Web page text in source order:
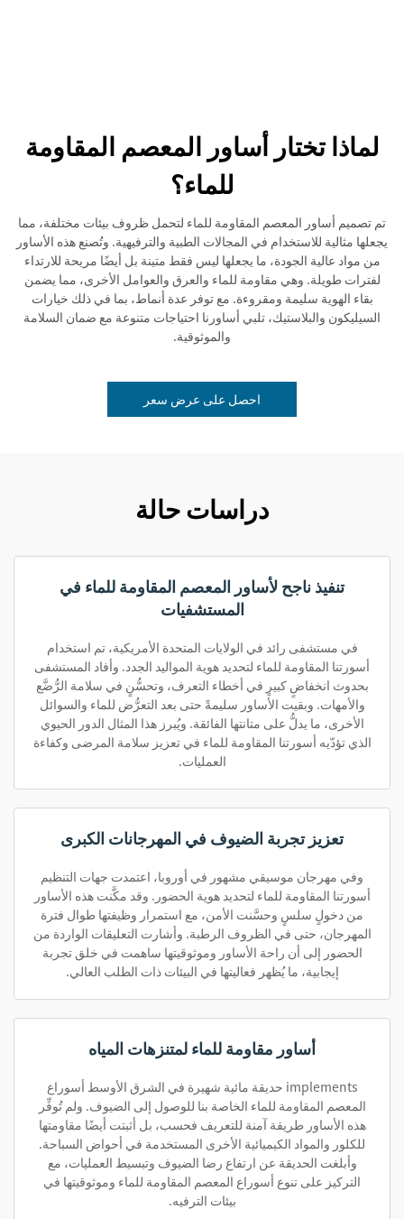
لماذا تختار أساور المعصم المقاومة
للماء؟
تم تصميم أساور المعصم المقاومة للماء لتحمل ظروف بيئات مختلفة، مما
يجعلها مثالية للاستخدام في المجالات الطبية والترفيهية. وتُصنع هذه الأساور
من مواد عالية الجودة، ما يجعلها ليس فقط متينة بل أيضًا مريحة للارتداء
لفترات طويلة. وهي مقاومة للماء والعرق والعوامل الأخرى، مما يضمن
بقاء الهوية سليمة ومقروءة. مع توفر عدة أنماط، بما في ذلك خيارات
السيليكون والبلاستيك، تلبي أساورنا احتياجات متنوعة مع ضمان السلامة
والموثوقية.
احصل على عرض سعر
دراسات حالة
تنفيذ ناجح لأساور المعصم المقاومة للماء في
المستشفيات
في مستشفى رائد في الولايات المتحدة الأمريكية، تم استخدام
أسورتنا المقاومة للماء لتحديد هوية المواليد الجدد. وأفاد المستشفى
بحدوث انخفاضٍ كبيرٍ في أخطاء التعرف، وتحسُّنٍ في سلامة الرُّضَّع
والأمهات. وبقيت الأساور سليمةً حتى بعد التعرُّض للماء والسوائل
الأخرى، ما يدلُّ على متانتها الفائقة. ويُبرز هذا المثال الدور الحيوي
الذي تؤدّيه أسورتنا المقاومة للماء في تعزيز سلامة المرضى وكفاءة
العمليات.
تعزيز تجربة الضيوف في المهرجانات الكبرى
وفي مهرجان موسيقي مشهور في أوروبا، اعتمدت جهات التنظيم
أسورتنا المقاومة للماء لتحديد هوية الحضور. وقد مكَّنت هذه الأساور
من دخولٍ سلسٍ وحسَّنت الأمن، مع استمرار وظيفتها طوال فترة
المهرجان، حتى في الظروف الرطبة. وأشارت التعليقات الواردة من
الحضور إلى أن راحة الأساور وموثوقيتها ساهمت في خلق تجربة
إيجابية، ما يُظهر فعاليتها في البيئات ذات الطلب العالي.
أساور مقاومة للماء لمتنزهات المياه
implements حديقة مائية شهيرة في الشرق الأوسط أسوراع
المعصم المقاومة للماء الخاصة بنا للوصول إلى الضيوف. ولم تُوفِّر
هذه الأساور طريقة آمنة للتعريف فحسب، بل أثبتت أيضًا مقاومتها
للكلور والمواد الكيميائية الأخرى المستخدمة في أحواض السباحة.
وأبلغت الحديقة عن ارتفاع رضا الضيوف وتبسيط العمليات، مع
التركيز على تنوع أسوراع المعصم المقاومة للماء وموثوقيتها في
بيئات الترفيه.